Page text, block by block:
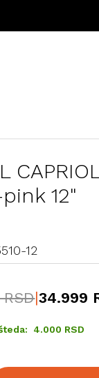
12"
12
|34.999
4.000 RSD